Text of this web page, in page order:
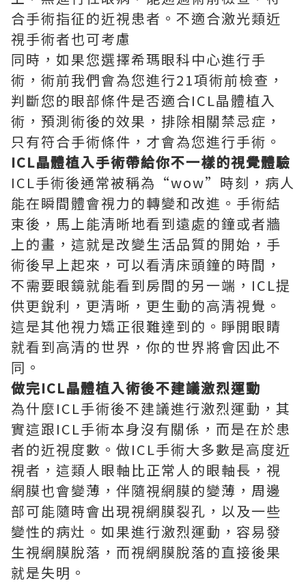
合手術指征的近視患者。不適合激光類近
視手術者也可考慮
同時，如果您選擇希瑪眼科中心進行手
術，術前我們會為您進行21項術前檢查，
判斷您的眼部條件是否適合ICL晶體植入
術，預測術後的效果，排除相關禁忌症，
只有符合手術條件，才會為您進行手術。
ICL晶體植入手術帶給你不一樣的視覺體驗
ICL手術後通常被稱為“wow”時刻，病人
能在瞬間體會視力的轉變和改進。手術結
束後，馬上能清晰地看到遠處的鐘或者牆
上的畫，這就是改變生活品質的開始，手
術後早上起來，可以看清床頭鐘的時間，
不需要眼鏡就能看到房間的另一端，ICL提
供更銳利，更清晰，更生動的高清視覺。
這是其他視力矯正很難達到的。睜開眼睛
就看到高清的世界，你的世界將會因此不
同。
做完ICL晶體植入術後不建議激烈運動
為什麼ICL手術後不建議進行激烈運動，其
實這跟ICL手術本身沒有關係，而是在於患
者的近視度數。做ICL手術大多數是高度近
視者，這類人眼軸比正常人的眼軸長，視
網膜也會變薄，伴隨視網膜的變薄，周邊
部可能隨時會出現視網膜裂孔，以及一些
變性的病灶。如果進行激烈運動，容易發
生視網膜脫落，而視網膜脫落的直接後果
就是失明。